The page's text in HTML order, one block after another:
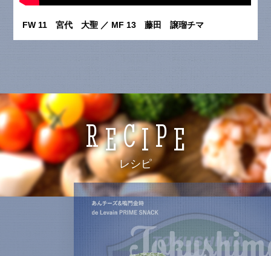
FW 11 宮代 大聖 ／ MF 13 藤田 譲瑠チマ
RECIPE
レシピ